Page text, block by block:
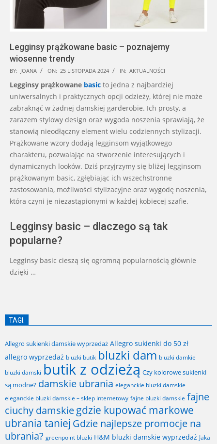
Legginsy prążkowane basic – poznajemy
wiosenne trendy
2024-
11-
25
BY: JOANA ON: 25 LISTOPADA 2024 IN: AKTUALNOŚCI
Legginsy prążkowane basic to jedna z najbardziej
uniwersalnych i praktycznych opcji odzieży, której nie może
zabraknąć w żadnej damskiej garderobie. Ich prosty, a
zarazem stylowy design oraz wygoda noszenia sprawiają, że
stanowią nieodłączny element wielu codziennych stylizacji.
Prążkowane wzory dodają legginsom wyjątkowego
charakteru, pozwalając na stworzenie interesujących i
dynamicznych looków. Dziś przyjrzymy się bliżej legginsom
prążkowanym basic, zgłębiając ich wszechstronne
zastosowania, możliwości stylizacyjne oraz wygodę noszenia,
która czyni je niezastąpionymi w każdej kobiecej szafie.
Legginsy basic – dlaczego są tak
popularne?
Legginsy basic cieszą się ogromną popularnością głównie
dzięki …
TAGI:
Allegro sukienki damskie wyprzedaż Allegro sukienki do 50 zł
allegro wyprzedaż bluzki butik bluzki dam bluzki damkie
bluzki damski butik z odzieżą Czy kolorowe sukienki
są modne? damskie ubrania eleganckie bluzki damskie
eleganckie bluzki damskie – sklep internetowy fajne bluzki damskie fajne
ciuchy damskiegdzie kupować markowe
ubrania taniej Gdzie najlepsze promocje na
ubrania? greenpoint bluzki H&M bluzki damskie wyprzedaż Jaka